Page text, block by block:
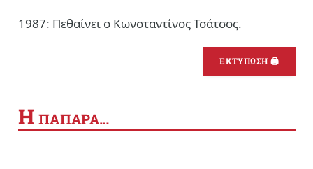
1987: Πεθαίνει ο Κωνσταντίνος Τσάτσος.
ΕΚΤΥΠΩΣΗ 🖨
Η ΠΑΠΑΡΑ…